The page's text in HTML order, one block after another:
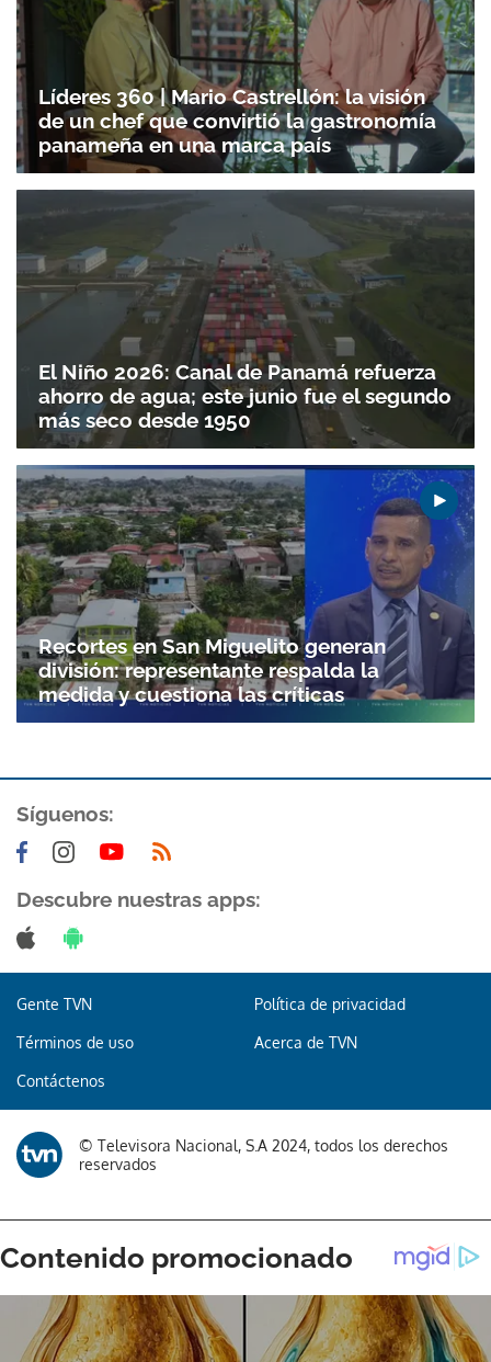
Líderes 360 | Mario Castrellón: la visión
de un chef que convirtió la gastronomía
panameña en una marca país
El Niño 2026: Canal de Panamá refuerza
ahorro de agua; este junio fue el segundo
más seco desde 1950
Recortes en San Miguelito generan
división: representante respalda la
medida y cuestiona las críticas
Síguenos:
Descubre nuestras apps:
Gente TVN Política de privacidad
Términos de uso Acerca de TVN
Contáctenos
© Televisora Nacional, S.A 2024, todos los derechos
reservados